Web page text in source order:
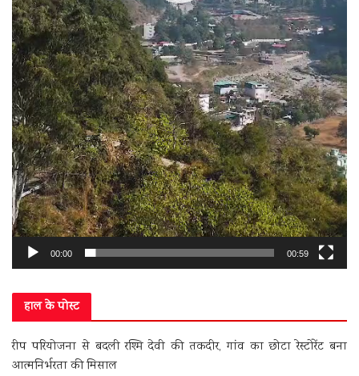
00:00 00:59
हाल के पोस्ट
रीप परियोजना से बदली रश्मि देवी की तकदीर, गांव का छोटा रेस्टोरेंट बना
आत्मनिर्भरता की मिसाल